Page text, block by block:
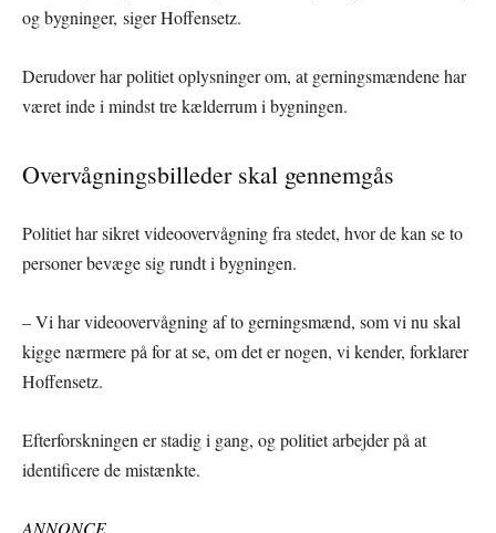
og bygninger, siger Hoffensetz.
Derudover har politiet oplysninger om, at gerningsmændene har
været inde i mindst tre kælderrum i bygningen.
Overvågningsbilleder skal gennemgås
Politiet har sikret videoovervågning fra stedet, hvor de kan se to
personer bevæge sig rundt i bygningen.
– Vi har videoovervågning af to gerningsmænd, som vi nu skal
kigge nærmere på for at se, om det er nogen, vi kender, forklarer
Hoffensetz.
Efterforskningen er stadig i gang, og politiet arbejder på at
identificere de mistænkte.
ANNONCE